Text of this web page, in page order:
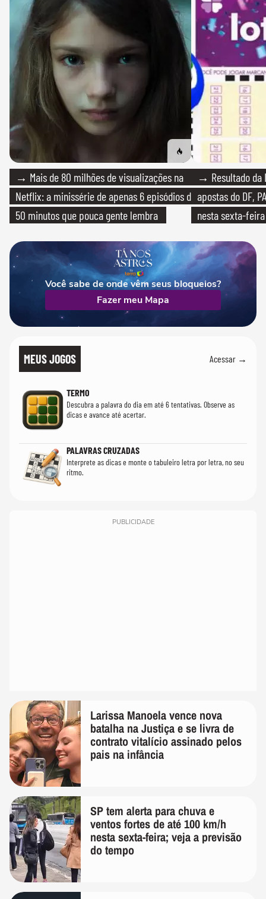
→ Mais de 80 milhões de visualizações na
Netflix: a minissérie de apenas 6 episódios de
50 minutos que pouca gente lembra
→ Resultado da
apostas do DF,
nesta sexta-feira
Você sabe de onde vêm seus bloqueios?
Fazer meu Mapa
MEUS JOGOS Acessar →
TERMO
Descubra a palavra do dia em até 6 tentativas. Observe as
dicas e avance até acertar.
PALAVRAS CRUZADAS
Interprete as dicas e monte o tabuleiro letra por letra, no seu
ritmo.
PUBLICIDADE
Larissa Manoela vence nova
batalha na Justiça e se livra de
contrato vitalício assinado pelos
pais na infância
SP tem alerta para chuva e
ventos fortes de até 100 km/h
nesta sexta-feira; veja a previsão
do tempo